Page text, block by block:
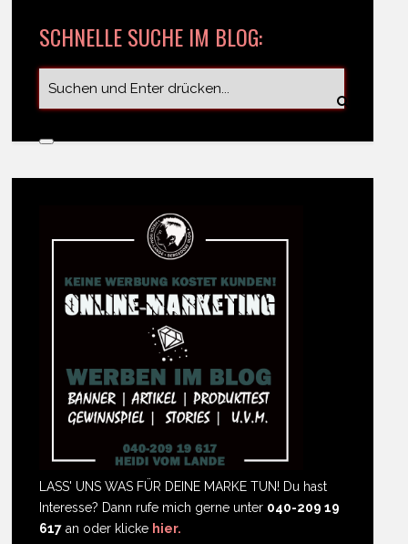
SCHNELLE SUCHE IM BLOG:
LASS' UNS WAS FÜR DEINE MARKE TUN! Du hast
Interesse? Dann rufe mich gerne unter 040-209 19
617 an oder klicke hier.